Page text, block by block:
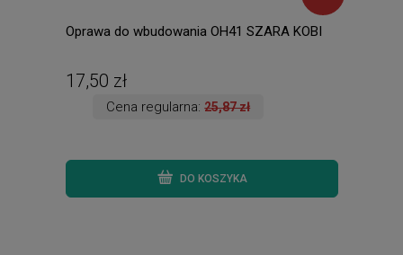
Oprawa do wbudowania OH41 SZARA KOBI
17,50 zł
Cena regularna:25,87 zł
DO KOSZYKA